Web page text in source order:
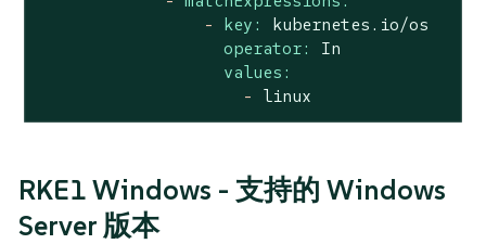
-
key:
kubernetes.io/os
operator:
In
values:
-
linux
RKE1 Windows - 支持的 Windows
Server 版本